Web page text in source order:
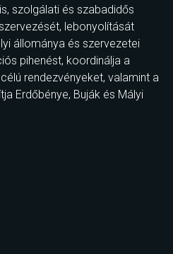
szolgálati és szabadidős
lebonyolítását
állománya és szervezetei
pihenést, koordinálja a
rendezvényeket, valamint a
Erdőbénye, Buják és Mályi